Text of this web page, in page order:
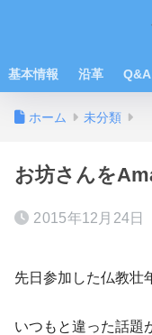
基本情報 沿革 Q&A
ホーム 未分類
お坊さんを
2015年12月24日
先日参加した仏教壮
いつもと違った話題